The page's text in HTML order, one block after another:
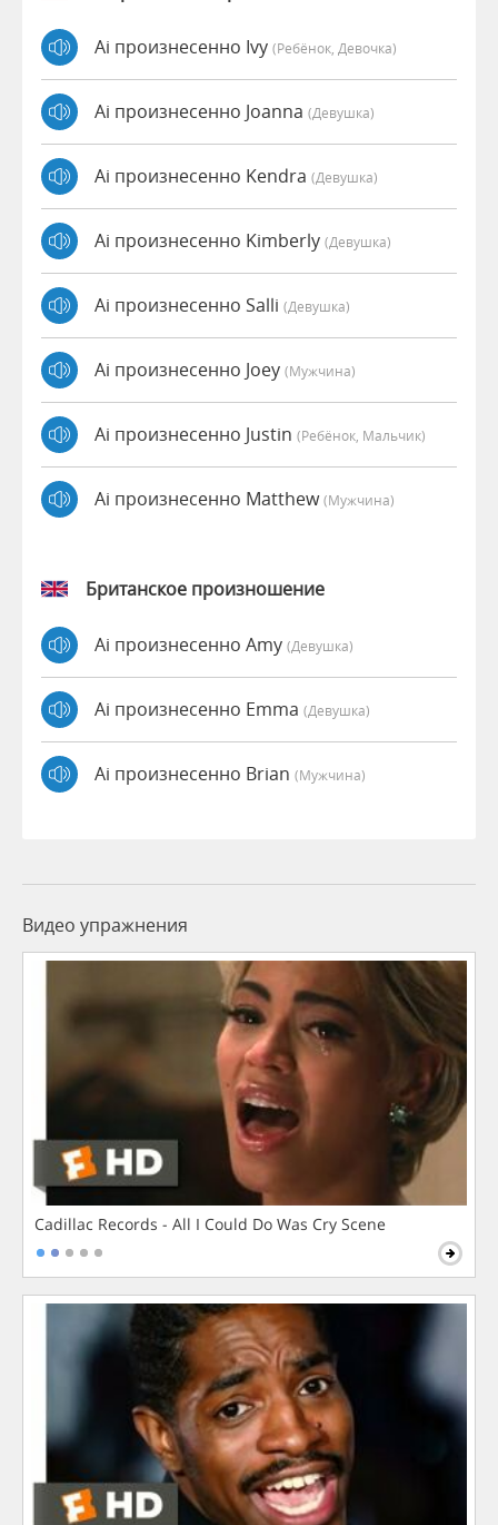
Ai произнесенно Ivy (Ребёнок, Девочка)
Ai произнесенно Joanna (девушка)
Ai произнесенно Kendra (девушка)
Ai произнесенно Kimberly (девушка)
Ai произнесенно Salli (девушка)
Ai произнесенно Joey (мужчина)
Ai произнесенно Justin (Ребёнок, Мальчик)
Ai произнесенно Matthew(мужчина)
Британское произношение
Ai произнесенно Amy (девушка)
Ai произнесенно Emma (девушка)
Ai произнесенно Brian (мужчина)
Видео упражнения
Cadillac Records - All I Could Do Was Cry Scene